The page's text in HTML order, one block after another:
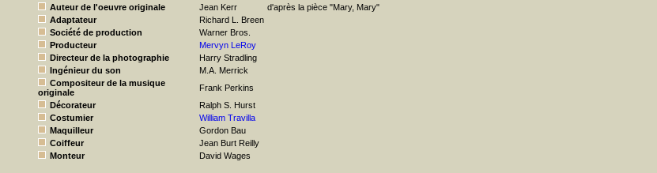
Auteur de l'oeuvre originale
Jean Kerr
d'après la pièce "Mary, Mary"
Adaptateur
Richard L. Breen
Société de production
Warner Bros.
Producteur
Mervyn LeRoy
Directeur de la photographie
Harry Stradling
Ingénieur du son
M.A. Merrick
Compositeur de la musique
originale
Frank Perkins
Décorateur
Ralph S. Hurst
Costumier
William Travilla
Maquilleur
Gordon Bau
Coiffeur
Jean Burt Reilly
Monteur
David Wages